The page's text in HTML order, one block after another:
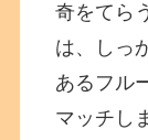
奇をてら
は、しっ
あるフル
マッチし